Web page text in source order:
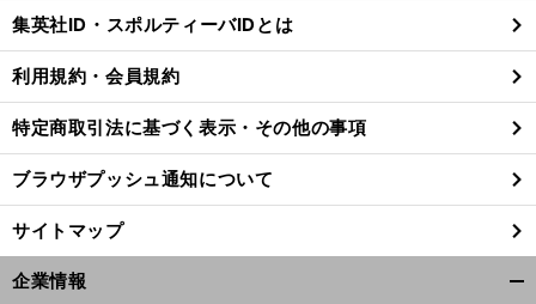
る
集英社ID・スポルティーバIDとは
利用規約・会員規約
特定商取引法に基づく表示・その他の事項
ブラウザプッシュ通知について
サイトマップ
企業情報